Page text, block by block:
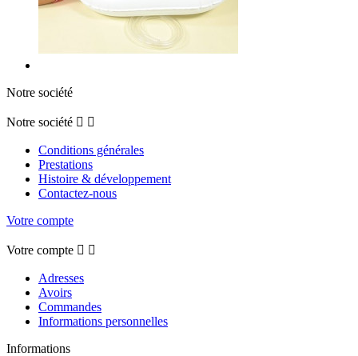
Notre société
Notre société  
Conditions générales
Prestations
Histoire & développement
Contactez-nous
Votre compte
Votre compte  
Adresses
Avoirs
Commandes
Informations personnelles
Informations